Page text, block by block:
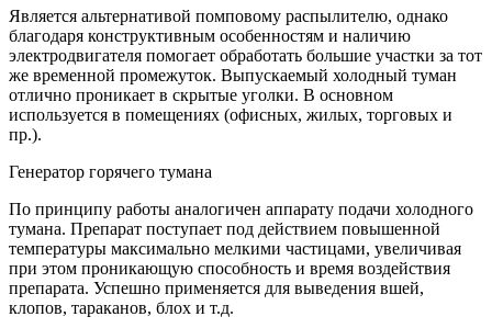
Является альтернативой помповому распылителю, однако
благодаря конструктивным особенностям и наличию
электродвигателя помогает обработать большие участки за тот
же временной промежуток. Выпускаемый холодный туман
отлично проникает в скрытые уголки. В основном
используется в помещениях (офисных, жилых, торговых и
пр.).
Генератор горячего тумана
По принципу работы аналогичен аппарату подачи холодного
тумана. Препарат поступает под действием повышенной
температуры максимально мелкими частицами, увеличивая
при этом проникающую способность и время воздействия
препарата. Успешно применяется для выведения вшей,
клопов, тараканов, блох и т.д.